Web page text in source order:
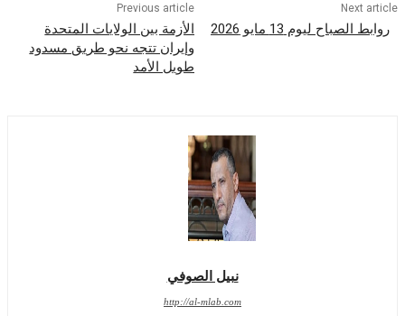
Previous article
الأزمة بين الولايات المتحدة
وإيران تتجه نحو طريق مسدود
طويل الأمد
ليوم 13 مايو 2026
نبيل الصوفي
http://al-mlab.com